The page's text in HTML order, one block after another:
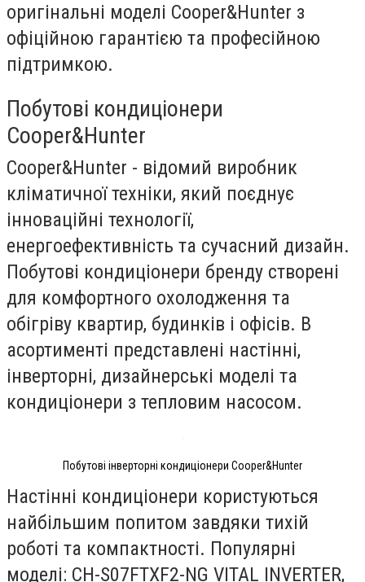
оригінальні моделі Cooper&Hunter з
офіційною гарантією та професійною
підтримкою.
Побутові кондиціонери
Cooper&Hunter
Cooper&Hunter - відомий виробник
кліматичної техніки, який поєднує
інноваційні технології,
енергоефективність та сучасний дизайн.
Побутові кондиціонери бренду створені
для комфортного охолодження та
обігріву квартир, будинків і офісів. В
асортименті представлені настінні,
інверторні, дизайнерські моделі та
кондиціонери з тепловим насосом.
Побутові інверторні кондиціонери Cooper&Hunter
Настінні кондиціонери користуються
найбільшим попитом завдяки тихій
роботі та компактності. Популярні
моделі: CH-S07FTXF2-NG VITAL INVERTER,